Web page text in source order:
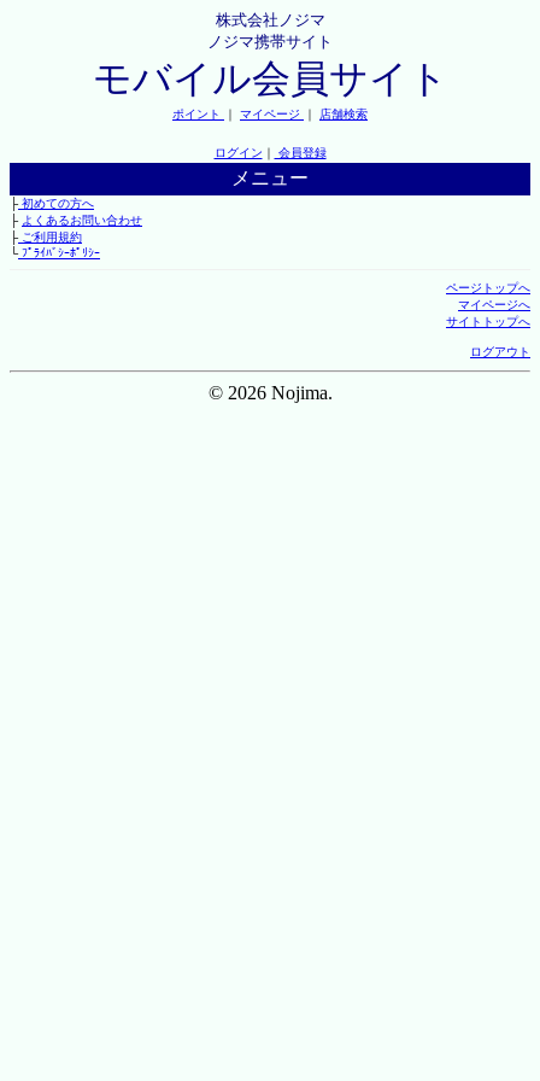
株式会社ノジマ
ノジマ携帯サイト
モバイル会員サイト
ポイント ｜ マイページ ｜ 店舗検索
ログイン ｜ 会員登録
メニュー
├初めての方へ
├ よくあるお問い合わせ
├ご利用規約
└ﾌﾟﾗｲﾊﾞｼｰﾎﾟﾘｼｰ
ページトップへ
マイページへ
サイトトップへ
ログアウト
© 2026 Nojima.